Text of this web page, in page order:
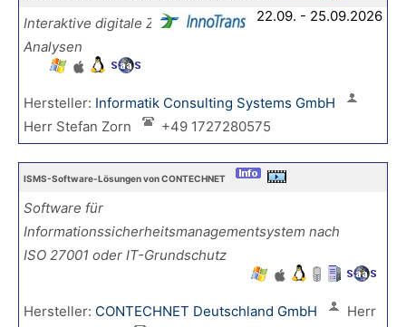
22.09. - 25.09.2026
Interaktive digitale Zwillinge und ganzheitliche
Analysen
Hersteller: Informatik Consulting Systems GmbH
Herr Stefan Zorn
+49 1727280575
ISMS-Software-Lösungen von CONTECHNET
Software für
Informationssicherheitsmanagementsystem nach
ISO 27001 oder IT-Grundschutz
Hersteller: CONTECHNET Deutschland GmbH
Herr